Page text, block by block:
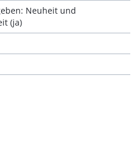
Neuheit und
(ja)